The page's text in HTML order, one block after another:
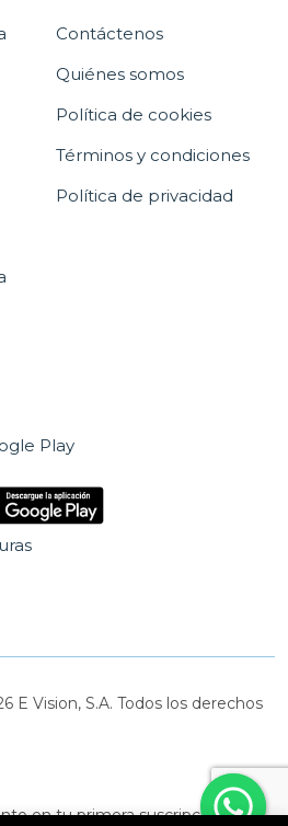
Contáctenos
Quiénes somos
Política de cookies
Términos y condiciones
Política de privacidad
Play
E Vision, S.A. Todos los derechos
en tu primera suscripción